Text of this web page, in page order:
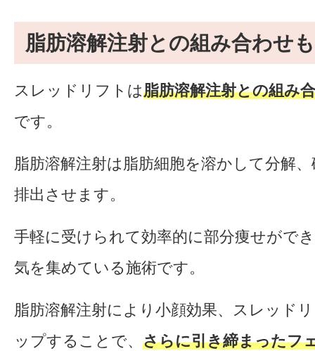
脂肪溶解注射との組み合わせ
スレッドリフトは脂肪溶解注射との組み
です。
脂肪溶解注射は脂肪細胞を溶かして分解
排出させます。
手軽に受けられて効率的に部分痩せがで
気を集めている施術です。
脂肪溶解注射により小顔効果、スレッド
ップすることで、 さらに引き締まったフ